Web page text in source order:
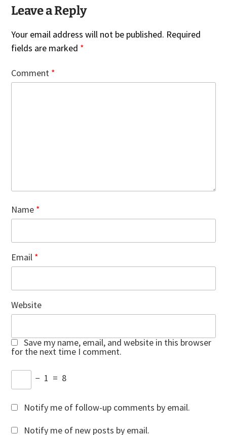
Leave a Reply
Your email address will not be published. Required
fields are marked *
Comment *
Name *
Email *
Website
Save my name, email, and website in this browser
for the next time I comment.
− 1 = 8
Notify me of follow-up comments by email.
Notify me of new posts by email.